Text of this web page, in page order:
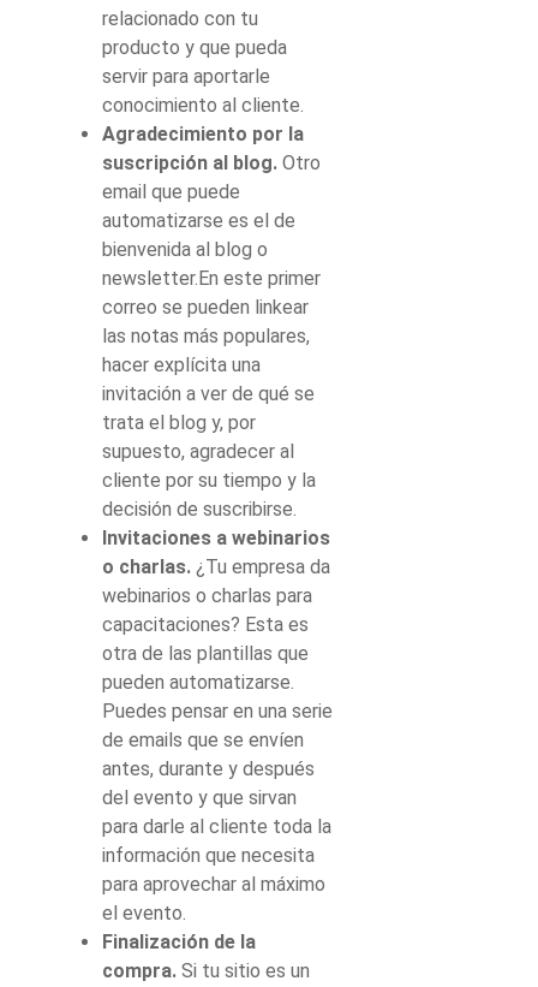
relacionado con tu
producto y que pueda
servir para aportarle
conocimiento al cliente.
Agradecimiento por la
suscripción al blog. Otro
email que puede
automatizarse es el de
bienvenida al blog o
newsletter. En este primer
correo se pueden linkear
las notas más populares,
hacer explícita una
invitación a ver de qué se
trata el blog y, por
supuesto, agradecer al
cliente por su tiempo y la
decisión de suscribirse.
Invitaciones a webinarios
o charlas. ¿Tu empresa da
webinarios o charlas para
capacitaciones? Esta es
otra de las plantillas que
pueden automatizarse.
Puedes pensar en una serie
de emails que se envíen
antes, durante y después
del evento y que sirvan
para darle al cliente toda la
información que necesita
para aprovechar al máximo
el evento.
Finalización de la
compra. Si tu sitio es un